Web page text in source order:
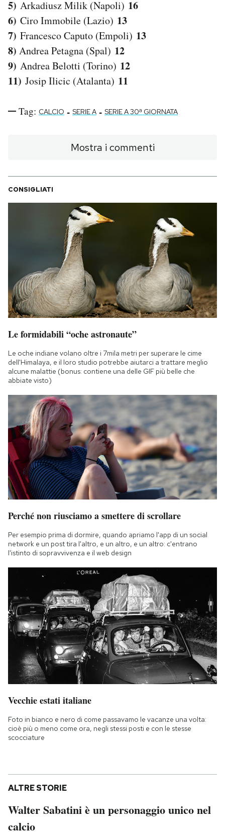
5) Arkadiusz Milik (Napoli) 16
6) Ciro Immobile (Lazio) 13
7) Francesco Caputo (Empoli) 13
8) Andrea Petagna (Spal) 12
9) Andrea Belotti (Torino) 12
11) Josip Ilicic (Atalanta) 11
Tag: CALCIO - SERIE A - SERIE A 30ª GIORNATA
Mostra i commenti
CONSIGLIATI
Le formidabili “oche astronaute”
Le oche indiane volano oltre i 7mila metri per superare le cime
dell'Himalaya, e il loro studio potrebbe aiutarci a trattare meglio
alcune malattie (bonus: contiene una delle GIF più belle che
abbiate visto)
Perché non riusciamo a smettere di scrollare
Per esempio prima di dormire, quando apriamo l'app di un social
network e un post tira l'altro, e un altro, e un altro: c'entrano
l'istinto di sopravvivenza e il web design
Vecchie estati italiane
Foto in bianco e nero di come passavamo le vacanze una volta:
cioè più o meno come ora, negli stessi posti e con le stesse
scocciature
ALTRE STORIE
Walter Sabatini è un personaggio unico nel
calcio